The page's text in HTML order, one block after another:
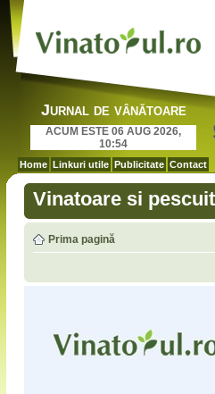
Jurnal de vânătoare
ACUM ESTE 06 AUG 2026,
10:54
Home Linkuri utile Publicitate Contact
Vinatoare si
Prima pagină